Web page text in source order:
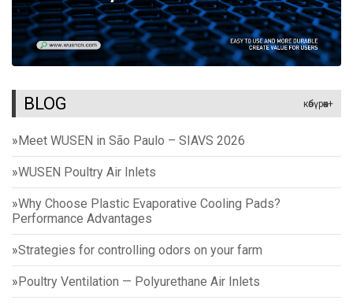
BLOG көбүрөөк+
»Meet WUSEN in São Paulo – SIAVS 2026
»WUSEN Poultry Air Inlets
»Why Choose Plastic Evaporative Cooling Pads?
Performance Advantages
»Strategies for controlling odors on your farm
»Poultry Ventilation — Polyurethane Air Inlets